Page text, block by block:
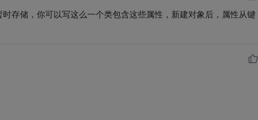
存储，你可以写这么一个类包含这些属性，新建对象后，属性从键